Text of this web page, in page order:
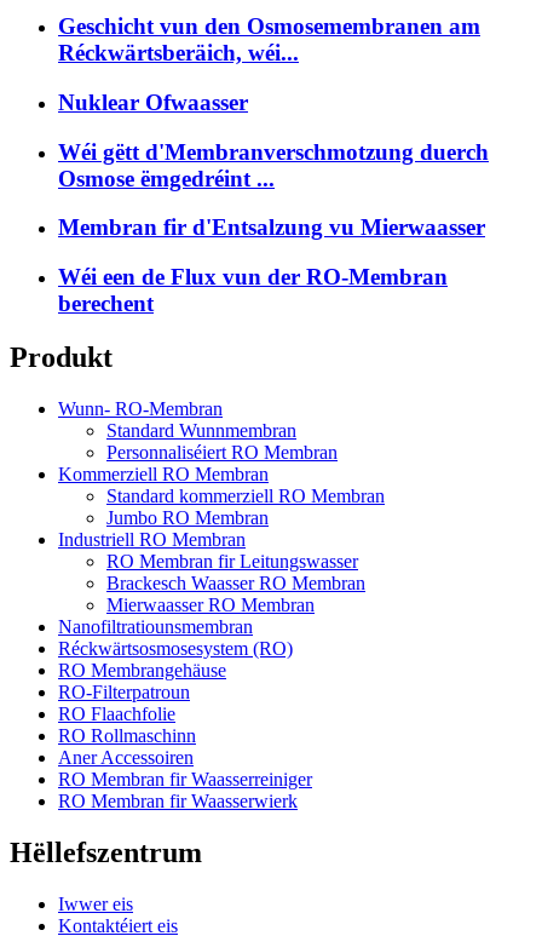
Geschicht vun den Osmosemembranen am
Réckwärtsberäich, wéi...
Nuklear Ofwaasser
Wéi gëtt d'Membranverschmotzung duerch
Osmose ëmgedréint ...
Membran fir d'Entsalzung vu Mierwaasser
Wéi een de Flux vun der RO-Membran
berechent
Produkt
Wunn- RO-Membran
Standard Wunnmembran
Personnaliséiert RO Membran
Kommerziell RO Membran
Standard kommerziell RO Membran
Jumbo RO Membran
Industriell RO Membran
RO Membran fir Leitungswasser
Brackesch Waasser RO Membran
Mierwaasser RO Membran
Nanofiltratiounsmembran
Réckwärtsosmosesystem (RO)
RO Membrangehäuse
RO-Filterpatroun
RO Flaachfolie
RO Rollmaschinn
Aner Accessoiren
RO Membran fir Waasserreiniger
RO Membran fir Waasserwierk
Hëllefszentrum
Iwwer eis
Kontaktéiert eis